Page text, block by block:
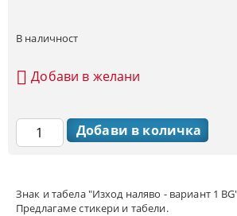
Знак и табела "Изход наляво - вариант 1
Предлагаме стикери и табели.
В наличност
Добави в желани